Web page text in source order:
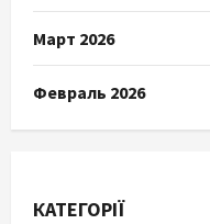
Март 2026
Февраль 2026
КАТЕГОРІЇ